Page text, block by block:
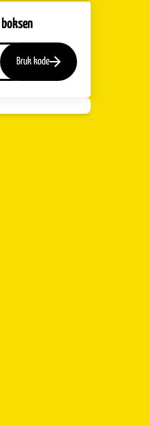
boksen
Bruk kode